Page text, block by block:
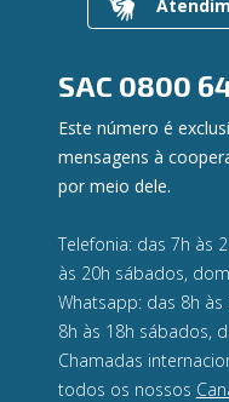
Canal de Ética
Ouvidoria
SAC 0800
Este número é
mensagens à
por meio dele.
Telefonia: das 7h às
às 20h sábados,
Whatsapp: das 8h
8h às 18h sábados,
Chamadas
todos os nossos